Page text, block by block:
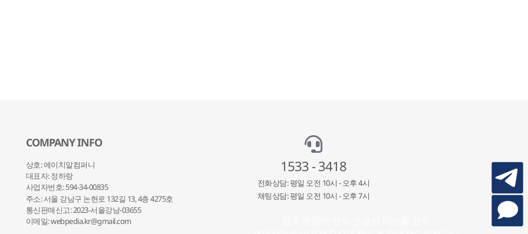
COMPANY INFO
상호: 에이치알컴퍼니
대표자: 정하랑
사업자번호: 594-34-00835
주소: 서울 강남구 논현로 132길 13, 4층 4275호
통신판매신고: 2023-서울강남-03655
이메일: webpedia.kr@gmail.com
1533 - 3418
전화상담: 평일 오전 10시 - 오후 4시
채팅상담: 평일 오전 10시 - 오후 7시